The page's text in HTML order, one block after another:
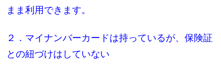
まま利用できます。
２．マイナンバーカードは持っているが、保険証
との紐づけはしていない